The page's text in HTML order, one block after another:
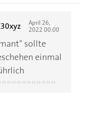
konnte nicht
April 26,
2022 00:00
sollte
einmal